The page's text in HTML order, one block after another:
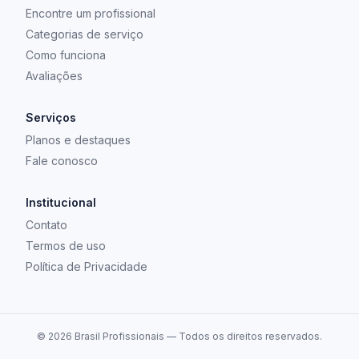
Encontre um profissional
Categorias de serviço
Como funciona
Avaliações
Serviços
Planos e destaques
Fale conosco
Institucional
Contato
Termos de uso
Política de Privacidade
© 2026 Brasil Profissionais — Todos os direitos reservados.